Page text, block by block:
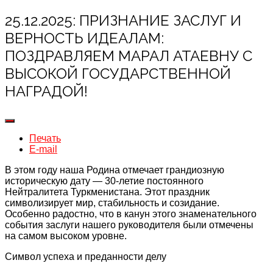
25.12.2025: ПРИЗНАНИЕ ЗАСЛУГ И
ВЕРНОСТЬ ИДЕАЛАМ:
ПОЗДРАВЛЯЕМ МАРАЛ АТАЕВНУ С
ВЫСОКОЙ ГОСУДАРСТВЕННОЙ
НАГРАДОЙ!
Печать
E-mail
В этом году наша Родина отмечает грандиозную
историческую дату — 30-летие постоянного
Нейтралитета Туркменистана. Этот праздник
символизирует мир, стабильность и созидание.
Особенно радостно, что в канун этого знаменательного
события заслуги нашего руководителя были отмечены
на самом высоком уровне.
Символ успеха и преданности делу